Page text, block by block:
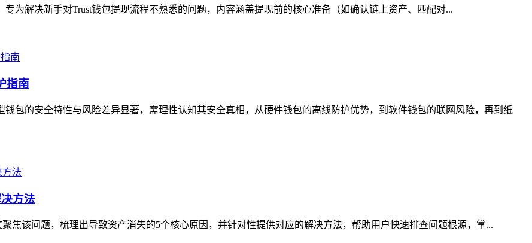
为解决新手对Trust钱包提现流程不熟悉的问题，内容涵盖提现前的核心准备（如确认链上资产、匹配对...
指南
包的安全特性与风险差异显著，需理性认知其安全真相，从硬件钱包的离线防护优势，到软件钱包的联网风险，再到纸
方法
焦该问题，梳理出导致资产消失的5个核心原因，并针对性提供对应的解决方法，帮助用户快速排查问题根源，掌...